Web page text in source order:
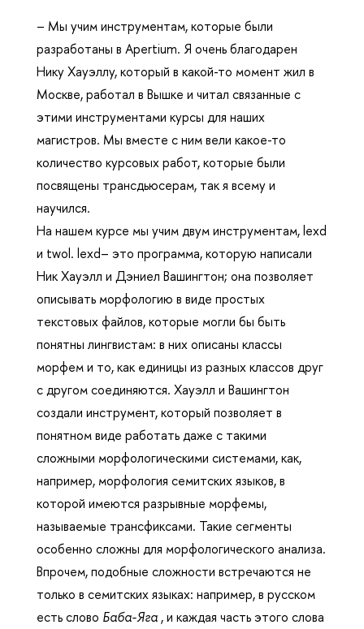
– Мы учим инструментам, которые были
разработаны в Apertium. Я очень благодарен
Нику Хауэллу, который в какой-то момент жил в
Москве, работал в Вышке и читал связанные с
этими инструментами курсы для наших
магистров. Мы вместе с ним вели какое-то
количество курсовых работ, которые были
посвящены трансдьюсерам, так я всему и
научился.
На нашем курсе мы учим двум инструментам, lexd
и twol. lexd– это программа, которую написали
Ник Хауэлл и Дэниел Вашингтон; она позволяет
описывать морфологию в виде простых
текстовых файлов, которые могли бы быть
понятны лингвистам: в них описаны классы
морфем и то, как единицы из разных классов друг
с другом соединяются. Хауэлл и Вашингтон
создали инструмент, который позволяет в
понятном виде работать даже с такими
сложными морфологическими системами, как,
например, морфология семитских языков, в
которой имеются разрывные морфемы,
называемые трансфиксами. Такие сегменты
особенно сложны для морфологического анализа.
Впрочем, подобные сложности встречаются не
только в семитских языках: например, в русском
есть слово Баба-Яга , и каждая часть этого слова